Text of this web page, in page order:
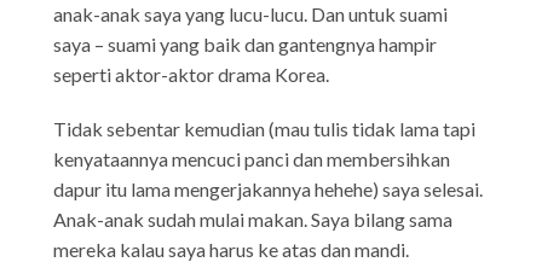
anak-anak saya yang lucu-lucu. Dan untuk suami
saya – suami yang baik dan gantengnya hampir
seperti aktor-aktor drama Korea.
Tidak sebentar kemudian (mau tulis tidak lama tapi
kenyataannya mencuci panci dan membersihkan
dapur itu lama mengerjakannya hehehe) saya selesai.
Anak-anak sudah mulai makan. Saya bilang sama
mereka kalau saya harus ke atas dan mandi.